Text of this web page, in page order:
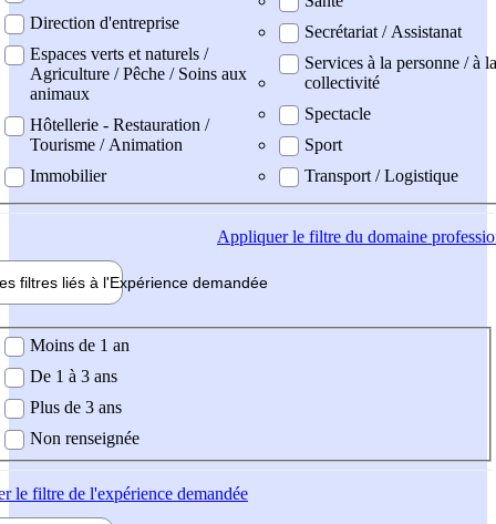
Direction d'entreprise
Espaces verts et naturels /
Agriculture / Pêche / Soins aux
animaux
Hôtellerie - Restauration /
Tourisme / Animation
Immobilier
Secrétariat / Assistanat
Services à la personne / à la
collectivité
Spectacle
Sport
Transport / Logistique
Appliquerle filtre du domaine
filtres liés à l'Expérience demandée
demandée
Moins de 1 an
De 1 à 3 ans
Plus de 3 ans
Non renseignée
le filtre de l'expérience demandée